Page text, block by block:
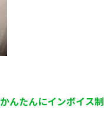
かんたんにインボイス